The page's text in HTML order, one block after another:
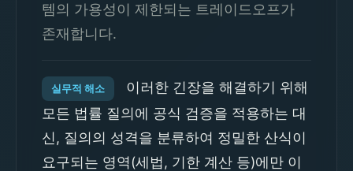
템의 가용성이 제한되는 트레이드오프가
존재합니다.
실무적 해소
이러한 긴장을 해결하기 위해
모든 법률 질의에 공식 검증을 적용하는 대
신, 질의의 성격을 분류하여 정밀한 산식이
요구되는 영역(세법, 기한 계산 등)에만 이